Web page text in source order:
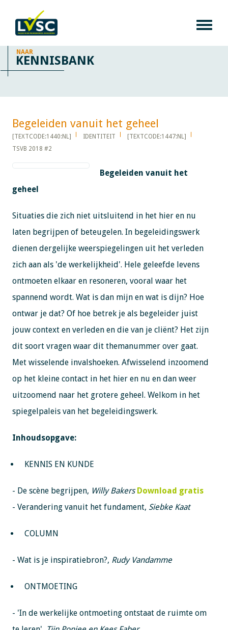
NAAR
KENNISBANK
Begeleiden vanuit het geheel​​​​​​
[TEXTCODE:1440:NL] IDENTITEIT
[TEXTCODE:1447:NL]
TSVB 2018 #2
Begeleiden vanuit het
geheel
Situaties die zich niet uitsluitend in het hier en nu
laten begrijpen of beteugelen. In begeleidingswerk
dienen dergelijke weerspiegelingen uit het verleden
zich aan als 'de werkelijkheid'. Hele geleefde levens
ontmoeten elkaar en resoneren, vooral waar het
spannend wordt. Wat is dan mijn en wat is dijn? Hoe
ontwar je dat? Of hoe betrek je als begeleider juist
jouw context en verleden en die van je cliënt? Het zijn
dit soort vragen waar dit themanummer over gaat.
Met wisselende invalshoeken. Afwisselend inzoomend
op het kleine contact in het hier en nu en dan weer
uitzoomend naar het grotere geheel. Welkom in het
spiegelpaleis van het begeleidingswerk.
Inhoudsopgave:
KENNIS EN KUNDE
- De scène begrijpen, Willy Bakers Download gratis
- Verandering vanuit het fundament, Siebke Kaat
COLUMN
- Wat is je inspiratiebron?, Rudy Vandamme
ONTMOETING
- 'In de werkelijke ontmoeting ontstaat de ruimte om